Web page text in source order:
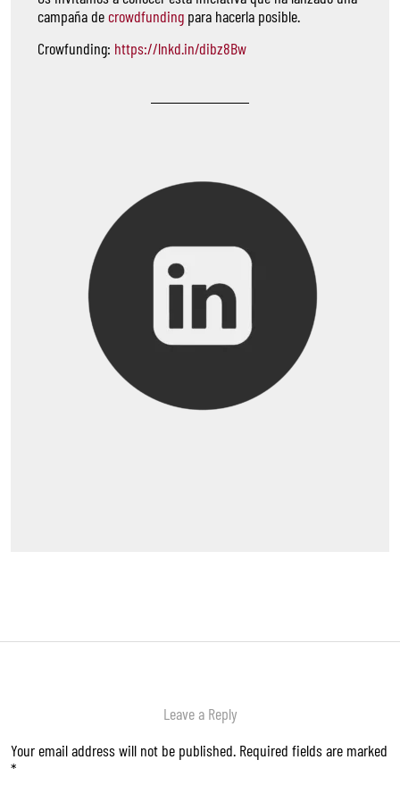
campaña de crowdfunding para hacerla posible.
Crowfunding: https://lnkd.in/dibz8Bw
Leave a Reply
Your email address will not be published. Required fields are marked
*